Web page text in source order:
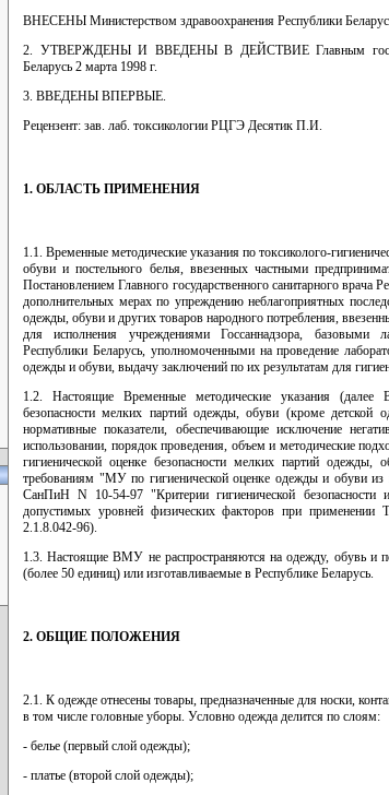
ВНЕСЕНЫ Министерством здравоохранения Республики
2. УТВЕРЖДЕНЫ И ВВЕДЕНЫ В ДЕЙСТВИЕ Главным
Беларусь 2 марта 1998 г.
3. ВВЕДЕНЫ ВПЕРВЫЕ.
Рецензент: зав. лаб. токсикологии РЦГЭ Десятик П.И.
1. ОБЛАСТЬ ПРИМЕНЕНИЯ
1.1. Временные методические указания по токсиколого-
обуви и постельного белья, ввезенных частными
Постановлением Главного государственного санитарного
дополнительных мерах по упреждению неблагоприятных
одежды, обуви и других товаров народного потребления,
для исполнения учреждениями Госсаннадзора, базовыми
Республики Беларусь, уполномоченными на проведение
одежды и обуви, выдачу заключений по их результатам для
1.2. Настоящие Временные методические указания (далее
безопасности мелких партий одежды, обуви (кроме детской
нормативные показатели, обеспечивающие исключение
использовании, порядок проведения, объем и методические
гигиенической оценке безопасности мелких партий одежды,
требованиям "МУ по гигиенической оценке одежды и обуви
СанПиН N 10-54-97 "Критерии гигиенической безопасности
допустимых уровней физических факторов при
2.1.8.042-96).
1.3. Настоящие ВМУ не распространяются на одежду, обувь и
(более 50 единиц) или изготавливаемые в Республике Беларусь.
2. ОБЩИЕ ПОЛОЖЕНИЯ
2.1. К одежде отнесены товары, предназначенные для носки,
в том числе головные уборы. Условно одежда делится по слоям:
- белье (первый слой одежды);
- платье (второй слой одежды);